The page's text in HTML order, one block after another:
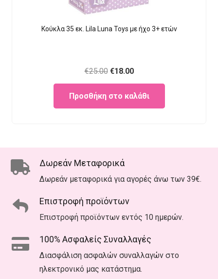
Κούκλα 35 εκ. Lila Luna Τοys με ήχο 3+ ετών
€25.00 Original
price
was:
€25.00.
€18.00Current
price
is:
€18.00.
Προσθήκη στο καλάθι
Δωρεάν Μεταφορικά
Δωρεάν μεταφορικά για αγορές άνω των 39€.
Επιστροφή προϊόντων
Επιστροφή προϊόντων εντός 10 ημερών.
100% Ασφαλείς Συναλλαγές
Διασφάλιση ασφαλών συναλλαγών στο
ηλεκτρονικό μας κατάστημα.